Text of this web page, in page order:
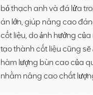
bỏ thạch anh và đá lửa
án lớn, giúp nâng cao
cốt liệu, do ảnh hưởng
tạo thành cốt liệu cũng
hàm lượng bùn cao của
nhằm nâng cao chất